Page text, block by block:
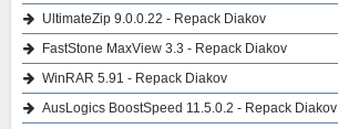
UltimateZip 9.0.0.22 - Repack Diakov
FastStone MaxView 3.3 - Repack Diakov
WinRAR 5.91 - Repack Diakov
AusLogics BoostSpeed 11.5.0.2 - Repack Diakov